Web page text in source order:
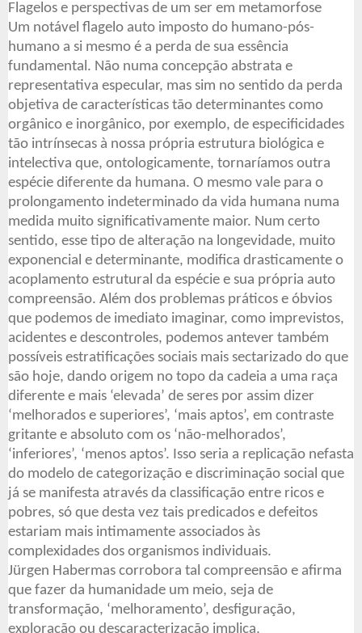
Flagelos e perspectivas de um ser em metamorfose
Um notável flagelo auto imposto do humano-pós-
humano a si mesmo é a perda de sua essência
fundamental. Não numa concepção abstrata e
representativa especular, mas sim no sentido da perda
objetiva de características tão determinantes como
orgânico e inorgânico, por exemplo, de especificidades
tão intrínsecas à nossa própria estrutura biológica e
intelectiva que, ontologicamente, tornaríamos outra
espécie diferente da humana. O mesmo vale para o
prolongamento indeterminado da vida humana numa
medida muito significativamente maior. Num certo
sentido, esse tipo de alteração na longevidade, muito
exponencial e determinante, modifica drasticamente o
acoplamento estrutural da espécie e sua própria auto
compreensão. Além dos problemas práticos e óbvios
que podemos de imediato imaginar, como imprevistos,
acidentes e descontroles, podemos antever também
possíveis estratificações sociais mais sectarizado do que
são hoje, dando origem no topo da cadeia a uma raça
diferente e mais ‘elevada’ de seres por assim dizer
‘melhorados e superiores’, ‘mais aptos’, em contraste
gritante e absoluto com os ‘não-melhorados’,
‘inferiores’, ‘menos aptos’. Isso seria a replicação nefasta
do modelo de categorização e discriminação social que
já se manifesta através da classificação entre ricos e
pobres, só que desta vez tais predicados e defeitos
estariam mais intimamente associados às
complexidades dos organismos individuais.
Jürgen Habermas corrobora tal compreensão e afirma
que fazer da humanidade um meio, seja de
transformação, ‘melhoramento’, desfiguração,
exploração ou descaracterização implica,